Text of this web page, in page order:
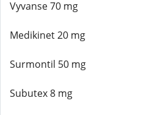
Vyvanse 70 mg
Medikinet 20 mg
Surmontil 50 mg
Subutex 8 mg